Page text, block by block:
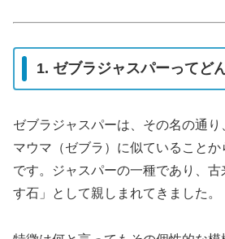
1. ゼブラジャスパーってど
ゼブラジャスパーは、その名の通
マウマ（ゼブラ）に似ていること
です。ジャスパーの一種であり、
す石」として親しまれてきました。